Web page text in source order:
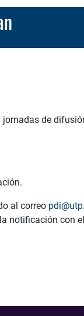
jornadas de
al correo
notificación con